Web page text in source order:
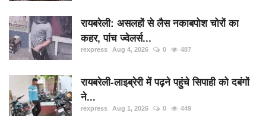
रायबरेली: असलहों से लैस नकाबपोश चोरों का
कहर, पांच ज्वेलर्स...
rexpress Aug 4, 2026 0 487
रायबरेली-लाइब्रेरी में पढ़ने पहुंचे सिपाही को दबंगों
ने...
rexpress Aug 1, 2026 0 449